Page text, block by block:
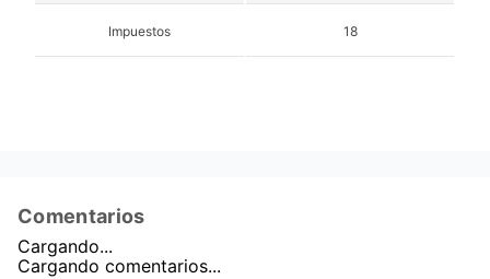
Impuestos 18
Comentarios
Cargando...
Cargando comentarios...